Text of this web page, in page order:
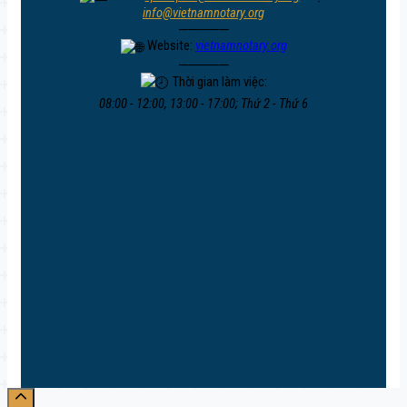
info@vietnamnotary.org
─────
Website: vietnamnotary.org
─────
Thời gian làm việc:
08:00 - 12:00, 13:00 - 17:00; Thứ 2 - Thứ 6